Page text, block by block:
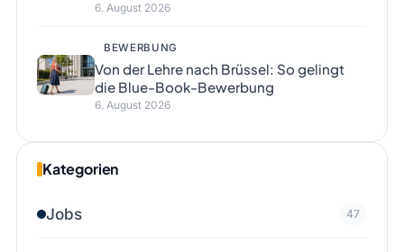
6. August 2026
BEWERBUNG
Von der Lehre nach Brüssel: So gelingt
die Blue-Book-Bewerbung
6. August 2026
Kategorien
Jobs 47